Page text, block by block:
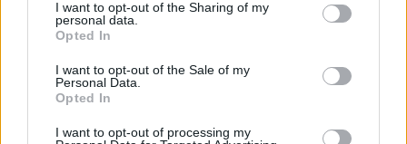
I want to opt-out of the Sharing of my
personal data.
Opted In
I want to opt-out of the Sale of my
Personal Data.
Opted In
I want to opt-out of processing my